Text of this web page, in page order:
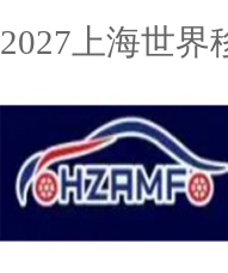
2027上海世界